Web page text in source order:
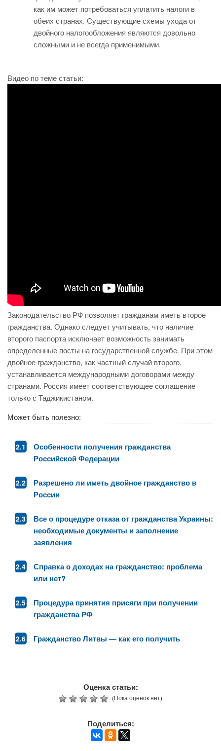
как им может потребоваться уплатить налоги в
обеих странах. Существующие схемы ухода от
двойного налогообложения являются довольно
сложными и не всегда применимыми.
Видео по теме статьи:
Законодательство РФ позволяет гражданам иметь второе
гражданства. Однако следует учитывать, что наличие
второго паспорта исключает возможность занимать
определенные посты на государственной службе. При этом
двойное гражданство, как частный случай второго,
устанавливается международными договорами между
странами. Россия имеет соответствующее соглашение
только с Таджикистаном.
Может быть полезно:
Особенности получения гражданства
Российской Федерации
Разрешено ли иметь двойное гражданство в
России
Все о процедуре отказа от гражданства Украины:
необходимые документы и заполнение
заявления
Справка о доходах на гражданство: проблема
или нет?
Процедура принятия присяги при получении
гражданства РФ
Гражданство Литвы — как его получить
Оценка статьи:
(Пока оценок нет)
Поделиться: